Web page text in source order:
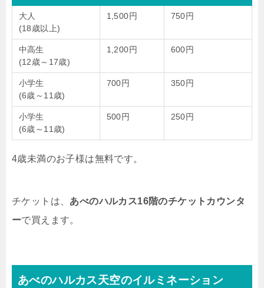
大人
(18歳以上)
1,500円 750円
中高生
(12歳～17歳)
1,200円 600円
小学生
(6歳～11歳)
700円 350円
小学生
(6歳～11歳)
500円 250円
4歳未満のお子様は無料です。
チケットは、 あべのハルカス16階のチケットカウンタ
ーで買えます。
あべのハルカス天空のイルミネーション